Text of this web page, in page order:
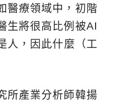
醫療領域中，初階
生將很高比例被AI
人，因此什麼（工
所產業分析師韓揚